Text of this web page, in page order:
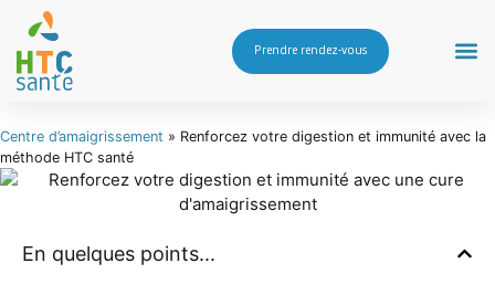
Prendre rendez-vous
Centre d’amaigrissement » Renforcez votre digestion et immunité avec la
méthode HTC santé
En quelques points...